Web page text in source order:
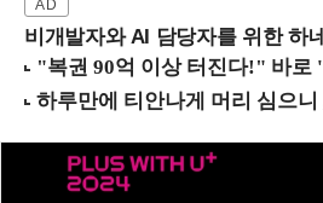
비개발자와 AI 담당자를 위한 하네스 엔지니어링